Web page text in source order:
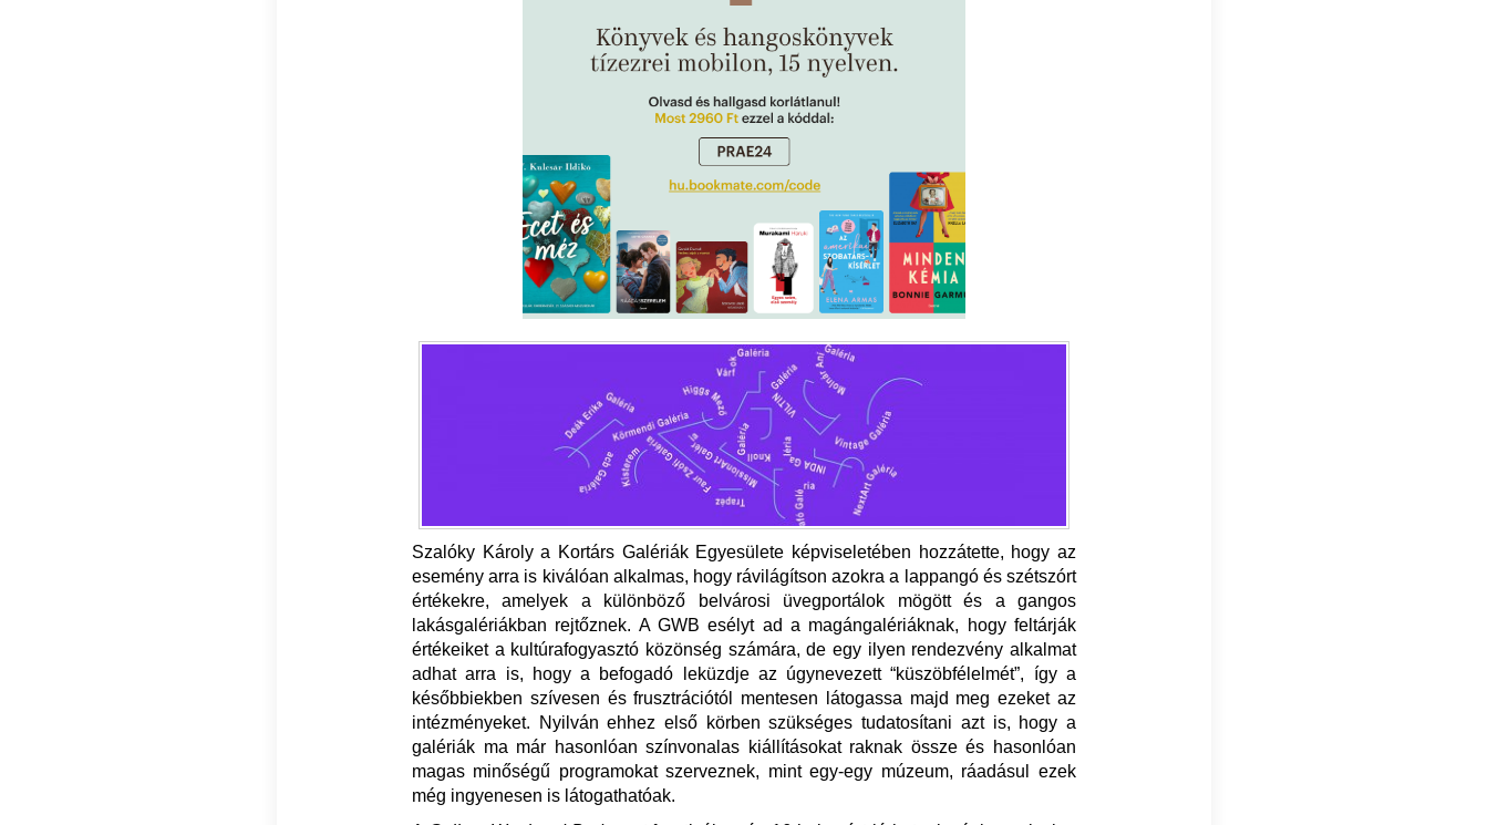
Szalóky Károly a Kortárs Galériák Egyesülete képviseletében hozzátette, hogy az
esemény arra is kiválóan alkalmas, hogy rávilágítson azokra a lappangó és szétszórt
értékekre, amelyek a különböző belvárosi üvegportálok mögött és a gangos
lakásgalériákban rejtőznek. A GWB esélyt ad a magángalériáknak, hogy feltárják
értékeiket a kultúrafogyasztó közönség számára, de egy ilyen rendezvény alkalmat
adhat arra is, hogy a befogadó leküzdje az úgynevezett “küszöbfélelmét”, így a
későbbiekben szívesen és frusztrációtól mentesen látogassa majd meg ezeket az
intézményeket. Nyilván ehhez első körben szükséges tudatosítani azt is, hogy a
galériák ma már hasonlóan színvonalas kiállításokat raknak össze és hasonlóan
magas minőségű programokat szerveznek, mint egy-egy múzeum, ráadásul ezek
még ingyenesen is látogathatóak.